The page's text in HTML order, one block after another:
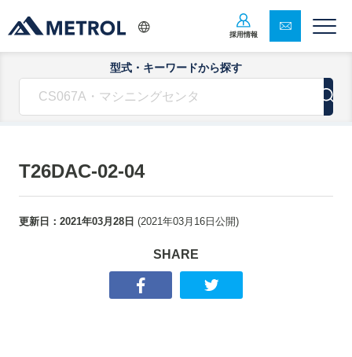
採用情報
型式・キーワードから探す
T26DAC-02-04
更新日： 2021年03月28日 (2021年03月16日 公開)
SHARE